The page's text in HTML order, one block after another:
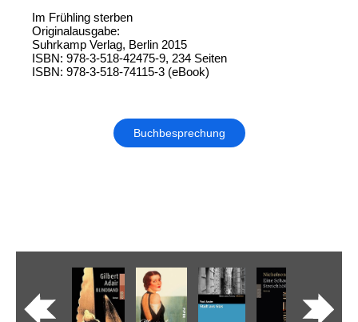
Im Frühling sterben
Originalausgabe:
Suhrkamp Verlag, Berlin 2015
ISBN: 978-3-518-42475-9, 234 Seiten
ISBN: 978-3-518-74115-3 (eBook)
Buchbesprechung